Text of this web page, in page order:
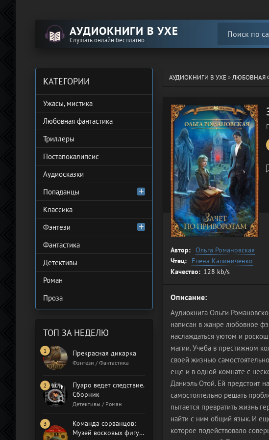
АУДИОКНИГИ В УХЕ
Слушать онлайн бесплатно
АУДИОКНИГИ В УХЕ»ЛЮБОВНАЯ
Автор: Ольга Романовская
Чтец:
Елена Калиниченко
Качество: 128 kb/s
Описание:
Аудиокнига Ольги
написан в жанре любовное
наслаждаться уютом и
магии. Учеба в престижном
своей жизнью
еще и в одной комнате с
Даниэль Отой. Ей предстоит
самостоятельно решать
пытается превратить жизнь
найти с ним общий язык. И
которое подействовало
КАТЕГОРИИ
Ужасы, мистика
Любовная фантастика
Триллеры
Постапокалипсис
Аудиосказки
Попаданцы
Классика
Фэнтези
Фантастика
Детективы
Роман
Проза
ТОП ЗА НЕДЕЛЮ
Прекрасная дикарка
Фэнтези / Фантастика
Пуаро ведет следствие.
Сборник
Детективы / Роман
Команда сорванцов:
Музей восковых фигур.